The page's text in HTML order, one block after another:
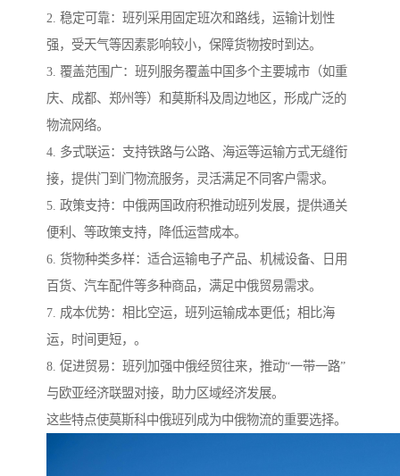
2. 稳定可靠：班列采用固定班次和路线，运输计划性
强，受天气等因素影响较小，保障货物按时到达。
3. 覆盖范围广：班列服务覆盖中国多个主要城市（如重
庆、成都、郑州等）和莫斯科及周边地区，形成广泛的
物流网络。
4. 多式联运：支持铁路与公路、海运等运输方式无缝衔
接，提供门到门物流服务，灵活满足不同客户需求。
5. 政策支持：中俄两国政府积推动班列发展，提供通关
便利、等政策支持，降低运营成本。
6. 货物种类多样：适合运输电子产品、机械设备、日用
百货、汽车配件等多种商品，满足中俄贸易需求。
7. 成本优势：相比空运，班列运输成本更低；相比海
运，时间更短，。
8. 促进贸易：班列加强中俄经贸往来，推动“一带一路”
与欧亚经济联盟对接，助力区域经济发展。
这些特点使莫斯科中俄班列成为中俄物流的重要选择。